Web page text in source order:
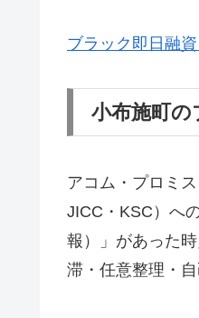
ブラック即日融
小布施町の
アコム・プロミ
JICC・KSC）へ
報）」があった
滞・任意整理・